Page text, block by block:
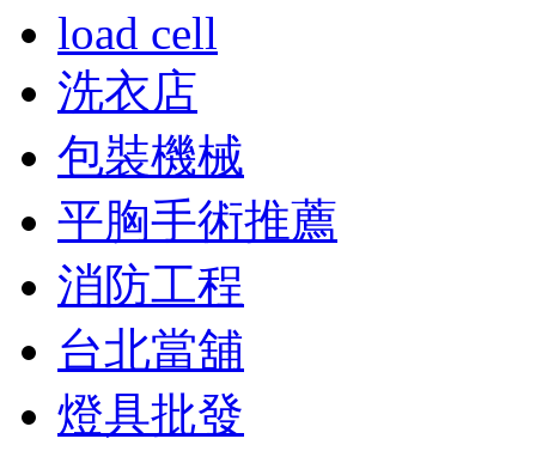
load cell
洗衣店
包裝機械
平胸手術推薦
消防工程
台北當舖
燈具批發